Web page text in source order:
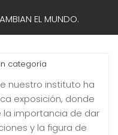
EL MUNDO.
categoría
nuestro instituto ha
exposición, donde
la importancia de dar
y la figura de